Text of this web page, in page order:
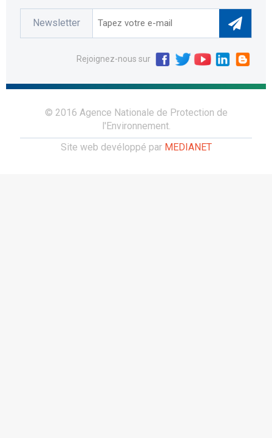
Newsletter
Rejoignez-nous sur
© 2016 Agence Nationale de Protection de
l'Environnement.
Site web devéloppé par MEDIANET